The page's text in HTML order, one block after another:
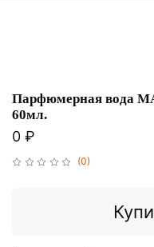
(0)
Парфюмерная вода
60мл.
0 ₽